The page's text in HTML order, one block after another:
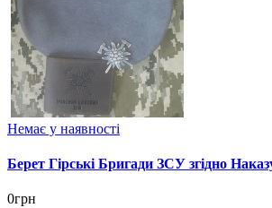
Немає у наявності
Берет Гірські Бригади ЗСУ згідно
0грн